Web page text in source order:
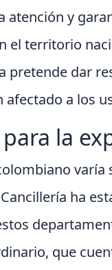
atención y
el territorio
pretende dar
afectado a los
la
ha
que